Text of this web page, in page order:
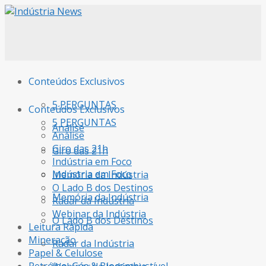
Conteúdos Exclusivos
5 PERGUNTAS
Análise
Giro das 21h
Indústria em Foco
Memória da Indústria
O Lado B dos Destinos
Radar da Indústria
Conteúdos Exclusivos
5 PERGUNTAS
Análise
Giro das 21h
Indústria em Foco
Memória da Indústria
O Lado B dos Destinos
Radar da Indústria
Webinar da Indústria
Leitura Rápida
Mineração
Papel & Celulose